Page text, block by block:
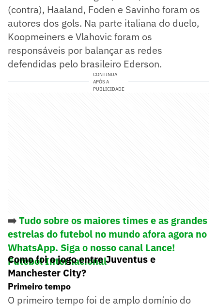
(contra), Haaland, Foden e Savinho foram os
autores dos gols. Na parte italiana do duelo,
Koopmeiners e Vlahovic foram os
responsáveis por balançar as redes
defendidas pelo brasileiro Ederson.
CONTINUA
APÓS A
PUBLICIDADE
➡️Tudo sobre os maiores times e as grandes
estrelas do futebol no mundo afora agora no
WhatsApp. Siga o nosso canal Lance!
Futebol Internacional
Como foi o jogo entre Juventus e
Manchester City?
Primeiro tempo
O primeiro tempo foi de amplo domínio do